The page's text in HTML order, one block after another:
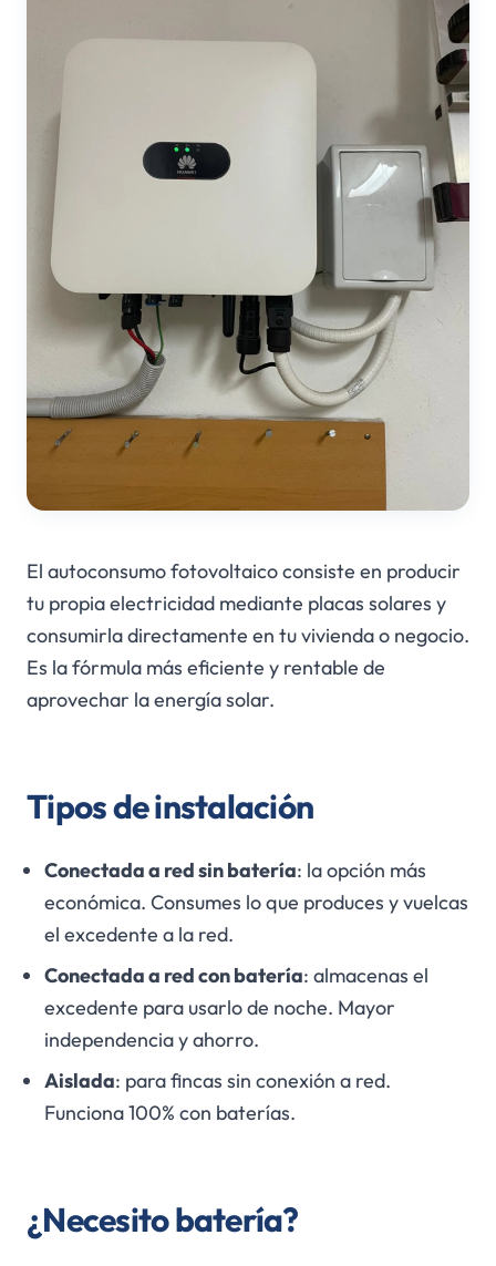
El autoconsumo fotovoltaico consiste en producir
tu propia electricidad mediante placas solares y
consumirla directamente en tu vivienda o negocio.
Es la fórmula más eficiente y rentable de
aprovechar la energía solar.
Tipos de instalación
Conectada a red sin batería: la opción más
económica. Consumes lo que produces y vuelcas
el excedente a la red.
Conectada a red con batería: almacenas el
excedente para usarlo de noche. Mayor
independencia y ahorro.
Aislada: para fincas sin conexión a red.
Funciona 100% con baterías.
¿Necesito batería?